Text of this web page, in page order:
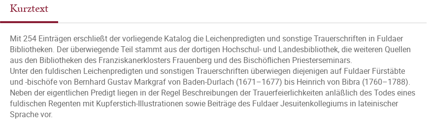
Kurztext
Mit 254 Einträgen erschließt der vorliegende Katalog die Leichenpredigten und sonstige Trauerschriften in Fuldaer
Bibliotheken. Der überwiegende Teil stammt aus der dortigen Hochschul- und Landesbibliothek, die weiteren Quellen
aus den Bibliotheken des Franziskanerklosters Frauenberg und des Bischöflichen Priesterseminars.
Unter den fuldischen Leichenpredigten und sonstigen Trauerschriften überwiegen diejenigen auf Fuldaer Fürstäbte
und -bischöfe von Bernhard Gustav Markgraf von Baden-Durlach (1671–1677) bis Heinrich von Bibra (1760–1788).
Neben der eigentlichen Predigt liegen in der Regel Beschreibungen der Trauerfeierlichkeiten anläßlich des Todes eines
fuldischen Regenten mit Kupferstich-Illustrationen sowie Beiträge des Fuldaer Jesuitenkollegiums in lateinischer
Sprache vor.